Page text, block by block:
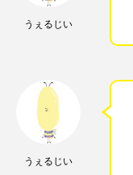
うぇるじい
うぇるじい